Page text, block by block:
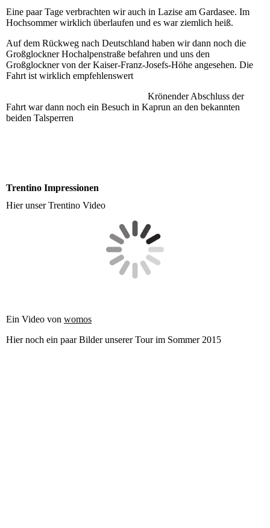
Eine paar Tage verbrachten wir auch in Lazise am Gardasee. Im
Hochsommer wirklich überlaufen und es war ziemlich heiß.
Auf dem Rückweg nach Deutschland haben wir dann noch die
Großglockner Hochalpenstraße befahren und uns den
Großglockner von der Kaiser-Franz-Josefs-Höhe angesehen. Die
Fahrt ist wirklich empfehlenswert
Krönender Abschluss der
Fahrt war dann noch ein Besuch in Kaprun an den bekannten
beiden Talsperren
Trentino Impressionen
Hier unser Trentino Video
Ein Video von womos
Hier noch ein paar Bilder unserer Tour im Sommer 2015